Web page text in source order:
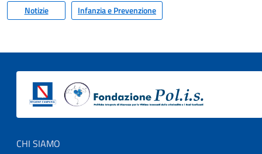
Notizie Infanzia e Prevenzione
Footer menu
CHI SIAMO